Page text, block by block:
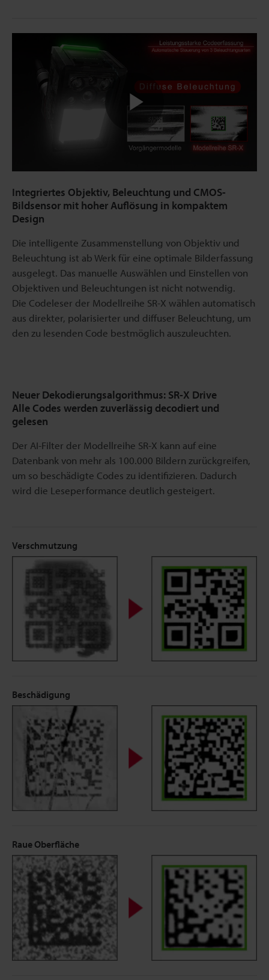
Video
abspielen
Integriertes Objektiv, Beleuchtung und CMOS-
Bildsensor mit hoher Auflösung in kompaktem
Design
Die intelligente Zusammenstellung von Objektiv und
Beleuchtung ist ab Werk für eine optimale Bilderfassung
ausgelegt. Das manuelle Auswählen und Einstellen von
Objektiven und Beleuchtungen ist nicht notwendig.
Die Codeleser der Modellreihe SR-X wählen automatisch
aus direkter, polarisierter und diffuser Beleuchtung, um
den zu lesenden Code bestmöglich auszuleuchten.
Neuer Dekodierungsalgorithmus: SR-X Drive
Alle Codes werden zuverlässig decodiert und
gelesen
Der AI-Filter der Modellreihe SR-X kann auf eine
Datenbank von mehr als 100.000 Bildern zurückgreifen,
um so beschädigte Codes zu identifizieren. Dadurch
wird die Leseperformance deutlich gesteigert.
Verschmutzung
Beschädigung
Raue Oberfläche